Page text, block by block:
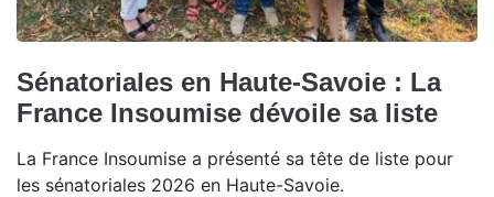
Sénatoriales en Haute-Savoie : La
France Insoumise dévoile sa liste
La France Insoumise a présenté sa tête de liste pour
les sénatoriales 2026 en Haute-Savoie.